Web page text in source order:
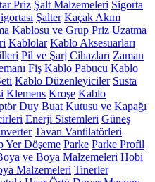
Priz Şalt Malzemeleri Sigorta
Şalter Kaçak Akım
Kablosu ve Grup Priz Uzatma
Kablolar Kablo Aksesuarları
Pil ve Şarj Cihazları Zaman
Fiş Kablo Pabucu Kablo
Kablo Düzenleyiciler Susta
Klemens Kroşe Kablo
Duy Buat Kutusu ve Kapağı
Enerji Sistemleri Güneş
Tavan Vantilatörleri
Yer Döşeme Parke Parke Profil
ve Boya Malzemeleri Hobi
Malzemeleri Tinerler